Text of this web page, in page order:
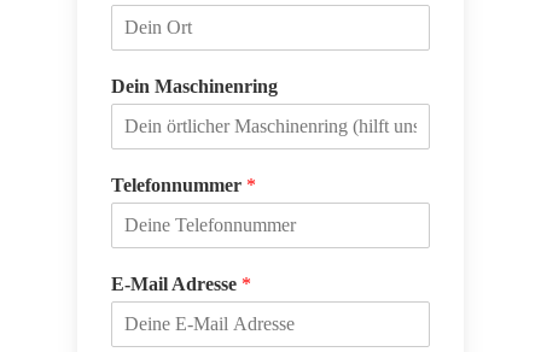
Dein Maschinenring
Telefonnummer *
E-Mail Adresse *